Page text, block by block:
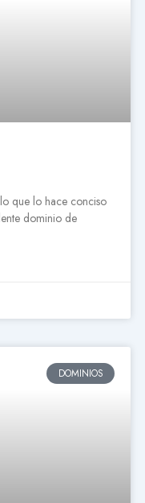
que lo hace conciso
dominio de
DOMINIOS